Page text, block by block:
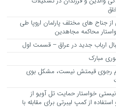
از جناح های مختلف پارلمان اروپا طی
محاکمه مجاهدین
ارباب جدید در عراق – قسمت اول
مبارک
رجوی قیمتش نیست، مشکل بوی
خواستار حمایت تل آویو از
از کمپ لیبرتی برای مقابله با